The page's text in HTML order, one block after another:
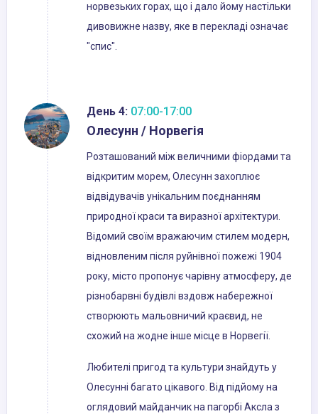
норвезьких горах, що і дало йому настільки
дивовижне назву, яке в перекладі означає
"спис".
День 4: 07:00-17:00
Олесунн / Норвегія
Розташований між величними фіордами та
відкритим морем, Олесунн захоплює
відвідувачів унікальним поєднанням
природної краси та виразної архітектури.
Відомий своїм вражаючим стилем модерн,
відновленим після руйнівної пожежі 1904
року, місто пропонує чарівну атмосферу, де
різнобарвні будівлі вздовж набережної
створюють мальовничий краєвид, не
схожий на жодне інше місце в Норвегії.
Любителі пригод та культури знайдуть у
Олесунні багато цікавого. Від підйому на
оглядовий майданчик на пагорбі Аксла з